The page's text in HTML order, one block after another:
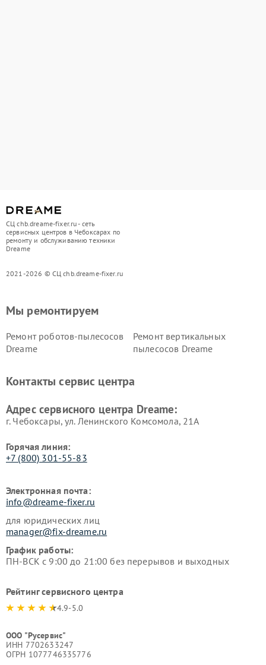
СЦ chb.dreame-fixer.ru - сеть
сервисных центров в Чебоксарах по
ремонту и обслуживанию техники
Dreame
2021-2026 © СЦ chb.dreame-fixer.ru
Мы ремонтируем
Ремонт роботов-пылесосов
Dreame
Ремонт вертикальных
пылесосов Dreame
Контакты сервис центра
Адрес сервисного центра Dreame:
г. Чебоксары, ул. Ленинского Комсомола, 21А
Горячая линия:
+7 (800) 301-55-83
Электронная почта:
info@dreame-fixer.ru
для юридических лиц
manager@fix-dreame.ru
График работы:
ПН-ВСК с 9:00 до 21:00 без перерывов и выходных
Рейтинг сервисного центра
4.9-5.0
ООО "Русервис"
ИНН 7702633247
ОГРН 1077746335776